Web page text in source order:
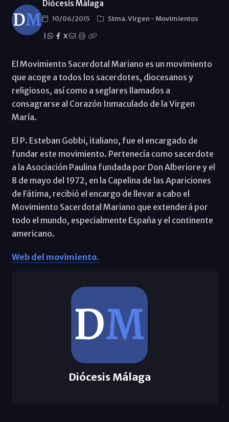
Diócesis Málaga
10/06/2015 Stma. Virgen - Movimientos
X
El Movimiento Sacerdotal Mariano es un movimiento
que acoge a todos los sacerdotes, diocesanos y
religiosos, así como a seglares llamados a
consagrarse al Corazón Inmaculado de la Virgen
María.
El P. Esteban Gobbi, italiano, fue el encargado de
fundar este movimiento. Pertenecía como sacerdote
a la Asociación Paulina fundada por Don Alberiore y el
8 de mayo del 1972, en la Capelina de las Apariciones
de Fátima, recibió el encargo de llevar a cabo el
Movimiento Sacerdotal Mariano que extenderá por
todo el mundo, especialmente España y el continente
americano.
Web del movimiento.
Diócesis Málaga